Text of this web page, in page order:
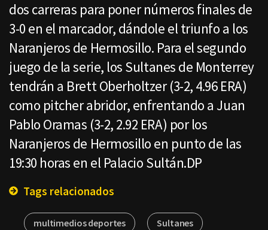
dos carreras para poner números finales de
3-0 en el marcador, dándole el triunfo a los
Naranjeros de Hermosillo. Para el segundo
juego de la serie, los Sultanes de Monterrey
tendrán a Brett Oberholtzer (3-2, 4.96 ERA)
como pitcher abridor, enfrentando a Juan
Pablo Oramas (3-2, 2.92 ERA) por los
Naranjeros de Hermosillo en punto de las
19:30 horas en el Palacio Sultán.DP
Tags relacionados
multimedios deportes Sultanes